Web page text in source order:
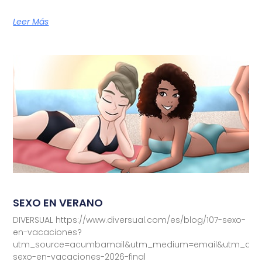
Leer Más
SEXO EN VERANO
DIVERSUAL https://www.diversual.com/es/blog/107-sexo-
en-vacaciones?
sexo-en-vacaciones-2026-final